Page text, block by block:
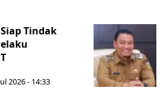
Tindak
2026 - 14:33